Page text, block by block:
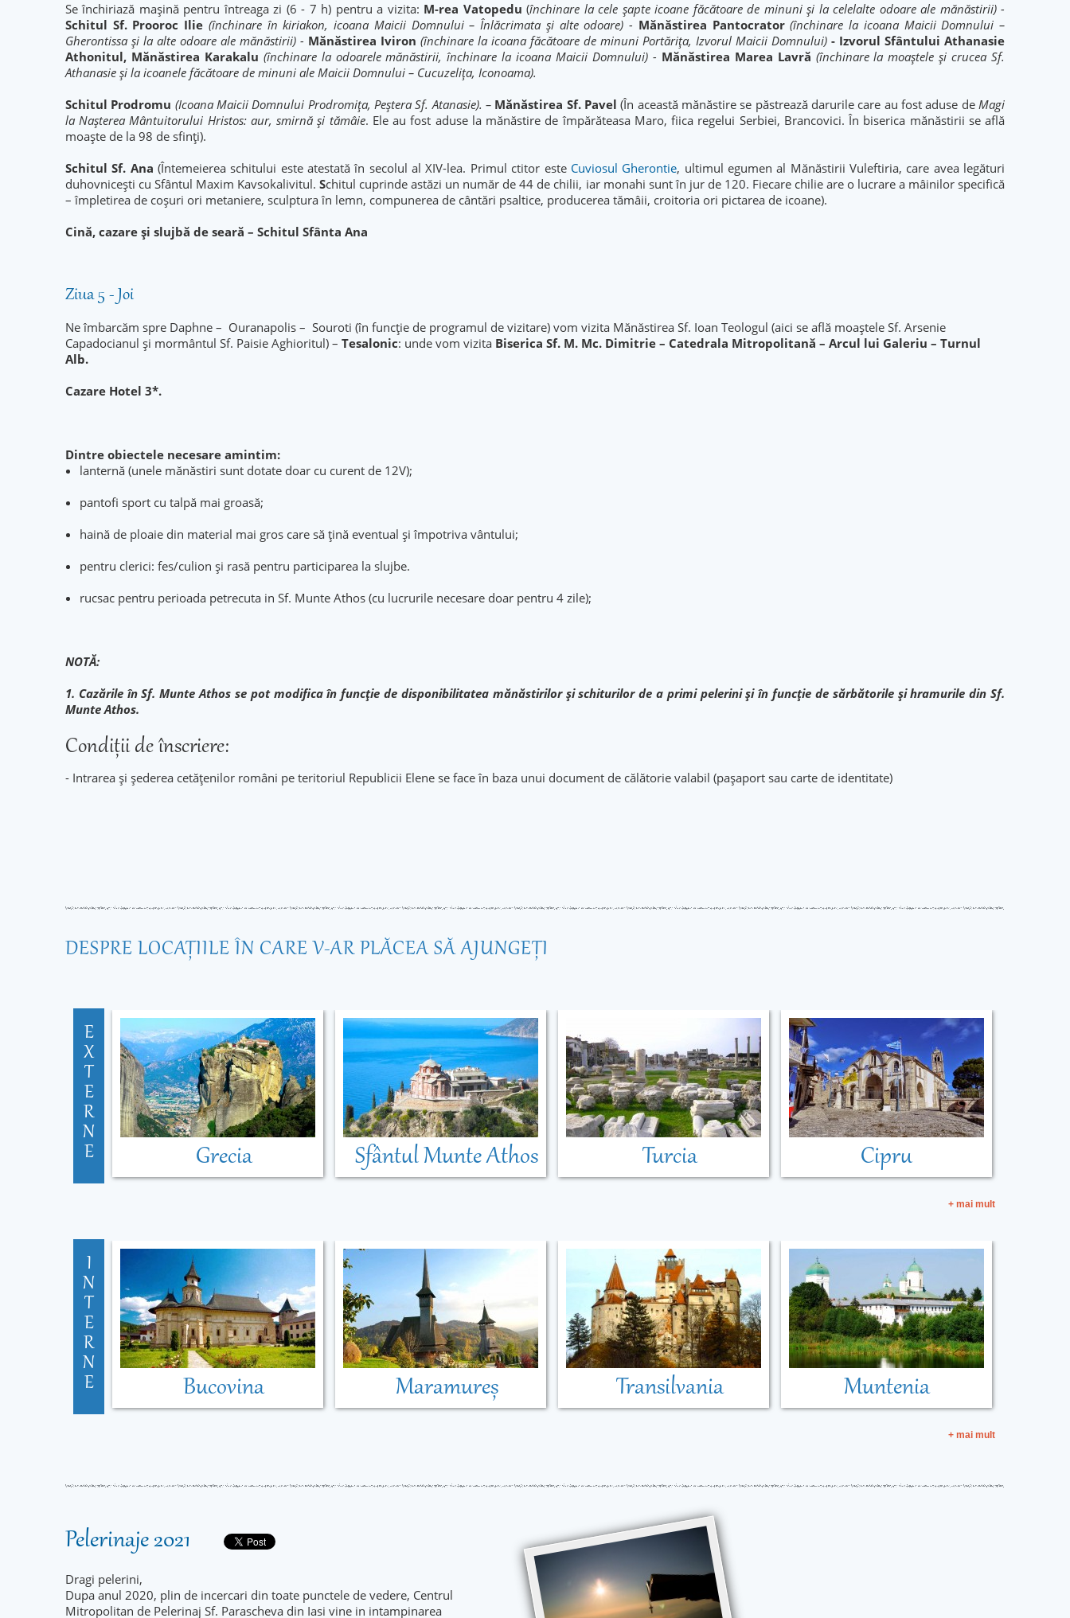
Se închiriază mașină pentru întreaga zi (6 - 7 h) pentru a vizita: M-rea Vatopedu (închinare la cele șapte icoane făcătoare de minuni și la celelalte odoare ale mănăstirii) -
Schitul Sf. Prooroc Ilie (închinare în kiriakon, icoana Maicii Domnului – Înlăcrimata și alte odoare) - Mănăstirea Pantocrator(închinare la icoana Maicii Domnului –
Gherontissa și la alte odoare ale mănăstirii) - Mănăstirea Iviron (închinare la icoana făcătoare de minuni Portărița, Izvorul Maicii Domnului) - Izvorul Sfântului Athanasie
Athonitul, Mănăstirea Karakalu (închinare la odoarele mănăstirii, închinare la icoana Maicii Domnului) - Mănăstirea Marea Lavră (închinare la moaștele și crucea Sf.
Athanasie și la icoanele făcătoare de minuni ale Maicii Domnului – Cucuzeliţa, Iconoama).
Schitul Prodromu (Icoana Maicii Domnului Prodromița, Peștera Sf. Atanasie). – Mănăstirea Sf. Pavel (În această mănăstire se păstrează darurile care au fost aduse deMagi
la Nașterea Mântuitorului Hristos: aur, smirnă și tămâie. Ele au fost aduse la mănăstire de împărăteasa Maro, fiica regelui Serbiei, Brancovici. În biserica mănăstirii se află
moaște de la 98 de sfinți).
Schitul Sf. Ana (Întemeierea schitului este atestată în secolul al XIV-lea. Primul ctitor este Cuviosul Gherontie, ultimul egumen al Mănăstirii Vuleftiria, care avea legături
duhovniceşti cu Sfântul Maxim Kavsokalivitul.Schitul cuprinde astăzi un număr de 44 de chilii, iar monahi sunt în jur de 120. Fiecare chilie are o lucrare a mâinilor specifică
– împletirea de coşuri ori metaniere, sculptura în lemn, compunerea de cântări psaltice, producerea tămâii, croitoria ori pictarea de icoane).
Cină, cazare și slujbă de seară – Schitul Sfânta Ana
Ziua 5 - Joi
Ne îmbarcăm spre Daphne – Ouranapolis – Souroti (în funcție de programul de vizitare) vom vizita Mănăstirea Sf. Ioan Teologul (aici se află moaștele Sf. Arsenie
Capadocianul și mormântul Sf. Paisie Aghioritul) – Tesalonic: unde vom vizita Biserica Sf. M. Mc. Dimitrie – Catedrala Mitropolitană – Arcul lui Galeriu – Turnul
Alb.
Cazare Hotel 3*.
Dintre obiectele necesare amintim:
lanternă (unele mănăstiri sunt dotate doar cu curent de 12V);
pantofi sport cu talpă mai groasă;
haină de ploaie din material mai gros care să țină eventual și împotriva vântului;
pentru clerici: fes/culion şi rasă pentru participarea la slujbe.
rucsac pentru perioada petrecuta in Sf. Munte Athos (cu lucrurile necesare doar pentru 4 zile);
NOTĂ:
1. Cazările în Sf. Munte Athos se pot modifica în funcție de disponibilitatea mănăstirilor și schiturilor de a primi pelerini și în funcție de sărbătorile și hramurile din Sf.
Munte Athos.
Condiţii de înscriere:
- Intrarea și șederea cetățenilor români pe teritoriul Republicii Elene se face în baza unui document de călătorie valabil (pașaport sau carte de identitate)
DESPRE LOCAŢIILE ÎN CARE V-AR PLĂCEA SĂ AJUNGEŢI
E
X
T
E
R
N
E
Grecia Sfântul Munte Athos Turcia Cipru
+ mai mult
I
N
T
E
R
N
E
Bucovina Maramureș Transilvania Muntenia
+ mai mult
Pelerinaje 2021
Dragi pelerini,
Dupa anul 2020, plin de incercari din toate punctele de vedere, Centrul
Mitropolitan de Pelerinaj Sf. Parascheva din Iasi vine in intampinarea